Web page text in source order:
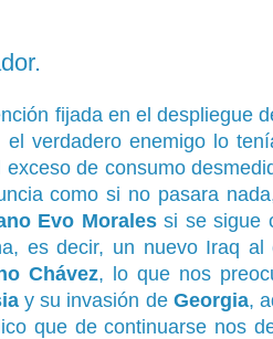
fijada en el despliegue
el verdadero enemigo lo
de consumo
como si no pasara
Evo Moralessi se sigue
es decir, un nuevo Iraq al
Chávez, lo que nos
y su invasión deGeorgia,
que de continuarse nos